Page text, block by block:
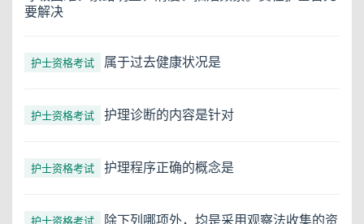
要解决
护士资格考试 属于过去健康状况是
护士资格考试 护理诊断的内容是针对
护士资格考试 护理程序正确的概念是
护士资格考试
除下列哪项外，均是采用观察法收集的资